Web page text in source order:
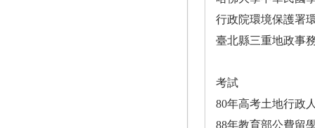
行政院環境保護署
臺北縣三重地政事
考試
80年高考土地行政
88年教育部公費留